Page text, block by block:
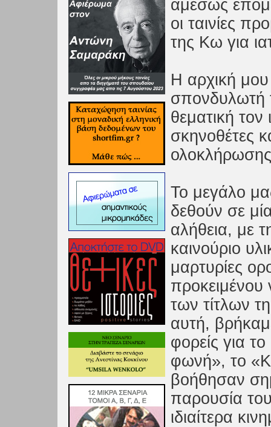
αμέσως
οι ταινίες
της Κω για
Η αρχική
σπονδυλωτή
θεματική
σκηνοθέτες
ολοκλήρωσης
Το μεγάλο
δεθούν σε
αλήθεια, με
καινούριο
μαρτυρίες
των τίτλων
αυτή,
φορείς για
φωνή», το
βοήθησαν
παρουσία
ιδιαίτερα